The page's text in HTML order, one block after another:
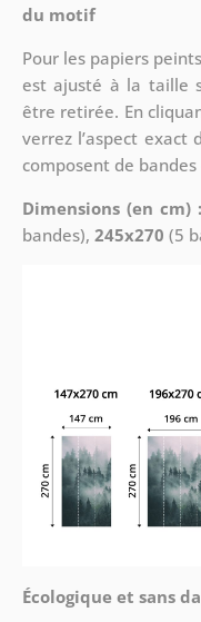
du motif
Pour les papiers
est ajusté à la taille
être retirée. En
verrez l’aspect exact
composent de
Dimensions (en cm)
bandes), 245x270 (5
Écologique et sans